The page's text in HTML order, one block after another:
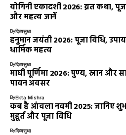
योगिनी एकादशी 2026: व्रत कथा,
और महत्व जानें
Byदिव्यसुधा
हनुमान जयंती 2026: पूजा विधि,
धार्मिक महत्व
Byदिव्यसुधा
माघी पूर्णिमा 2026: पुण्य, स्नान और
पावन अवसर
ByEkta Mishra
कब है आंवला नवमी 2025: जानिए
मुहूर्त और पूजा विधि
Byदिव्यसुधा